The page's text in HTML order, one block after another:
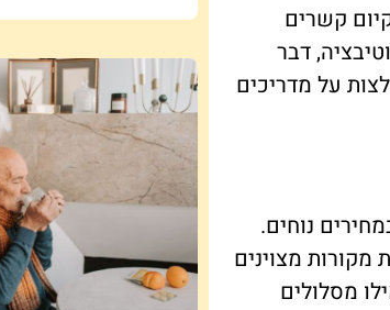
קשרים
דבר
על מדריכים
נוחים.
מקורות מצוינים
מסלולים